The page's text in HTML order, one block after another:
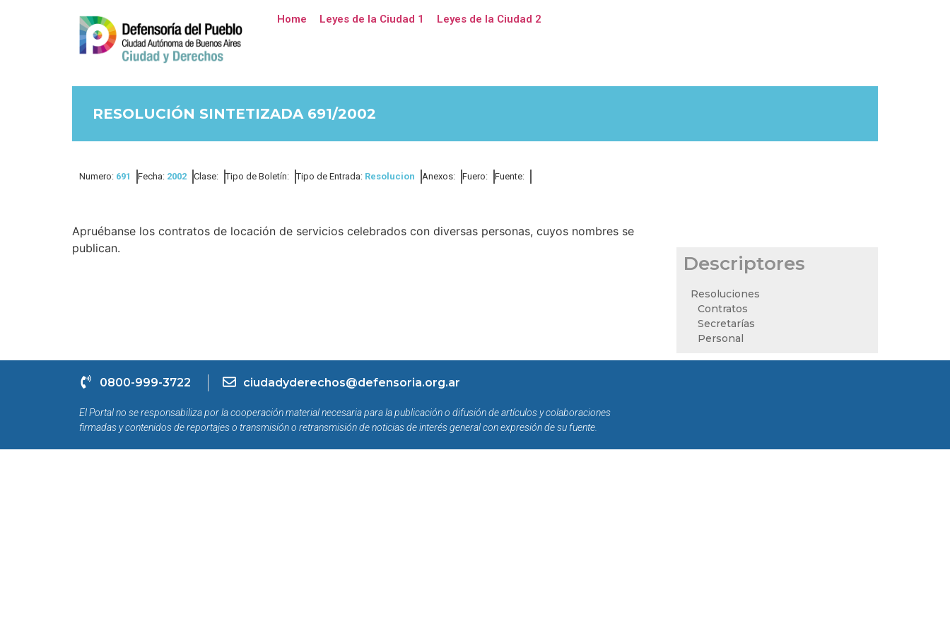
Home Leyes de la Ciudad 1 Leyes de la Ciudad 2
RESOLUCIÓN SINTETIZADA 691/2002
Numero: 691 Fecha: 2002 Clase: Tipo de Boletín: Tipo de Entrada: Resolucion Anexos: Fuero: Fuente:
Apruébanse los contratos de locación de servicios celebrados con diversas personas, cuyos nombres se
publican.
Descriptores
Resoluciones
Contratos
Secretarías
Personal
0800-999-3722 ciudadyderechos@defensoria.org.ar
El Portal no se responsabiliza por la cooperación material necesaria para la publicación o difusión de artículos y colaboraciones
firmadas y contenidos de reportajes o transmisión o retransmisión de noticias de interés general con expresión de su fuente.